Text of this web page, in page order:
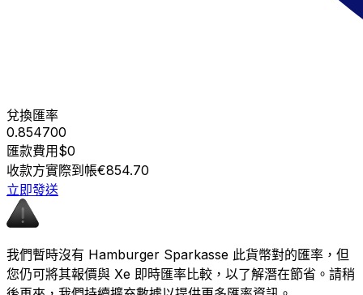
兌換匯率
0.854700
匯款費用$0
收款方實際到帳€854.70
立即發送
我們暫時沒有 Hamburger Sparkasse 此貨幣對的匯率，但
您仍可將其報價與 Xe 即時匯率比較，以了解潛在節省。請稍